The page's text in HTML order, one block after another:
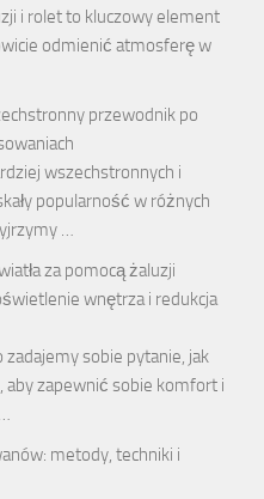
i rolet to kluczowy element
odmienić atmosferę w
przewodnik po
wszechstronnych i
popularność w różnych
…
za pomocą żaluzji
wnętrza i redukcja
zadajemy sobie pytanie, jak
zapewnić sobie komfort i
metody, techniki i